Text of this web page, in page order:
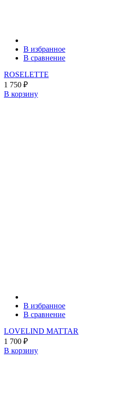
В избранное
В сравнение
ROSELETTE
1 750 ₽
В корзину
В избранное
В сравнение
LOVELIND MATTAR
1 700 ₽
В корзину